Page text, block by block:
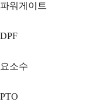
파워게이트
DPF
요소수
PTO